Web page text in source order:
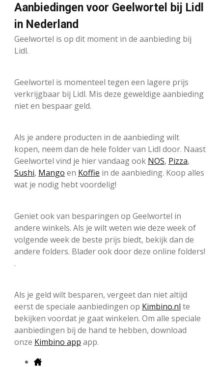
Aanbiedingen voor Geelwortel bij Lidl
in Nederland
Geelwortel is op dit moment in de aanbieding bij
Lidl.
Geelwortel is momenteel tegen een lagere prijs
verkrijgbaar bij Lidl. Mis deze geweldige aanbieding
niet en bespaar geld.
Als je andere producten in de aanbieding wilt
kopen, neem dan de hele folder van Lidl door. Naast
Geelwortel vind je hier vandaag ook NOS, Pizza,
Sushi, Mango en Koffie in de aanbieding. Koop alles
wat je nodig hebt voordelig!
Geniet ook van besparingen op Geelwortel in
andere winkels. Als je wilt weten wie deze week of
volgende week de beste prijs biedt, bekijk dan de
andere folders. Blader ook door deze online folders!
.
Als je geld wilt besparen, vergeet dan niet altijd
eerst de speciale aanbiedingen op Kimbino.nl te
bekijken voordat je gaat winkelen. Om alle speciale
aanbiedingen bij de hand te hebben, download
onze Kimbino app app.